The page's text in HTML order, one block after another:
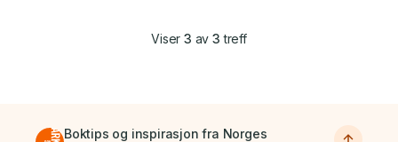
Viser3 av 3 treff
Boktips og inspirasjon fra Norges